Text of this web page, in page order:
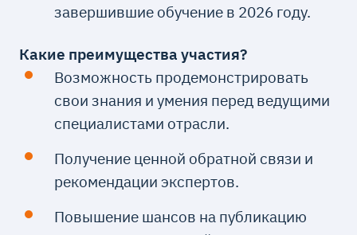
завершившие обучение в 2026 году.
Какие преимущества участия?
Возможность продемонстрировать
свои знания и умения перед ведущими
специалистами отрасли.
Получение ценной обратной связи и
рекомендации экспертов.
Повышение шансов на публикацию